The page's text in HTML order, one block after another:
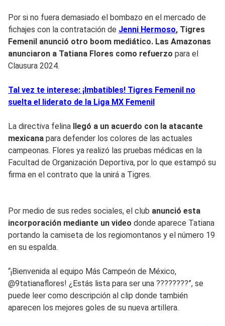
Por si no fuera demasiado el bombazo en el mercado de
fichajes con la contratación de Jenni Hermoso, Tigres
Femenil anunció otro boom mediático. Las Amazonas
anunciaron a Tatiana Flores como refuerzo para el
Clausura 2024.
Tal vez te interese: ¡Imbatibles! Tigres Femenil no
suelta el liderato de la Liga MX Femenil
La directiva felina llegó a un acuerdo con la atacante
mexicana para defender los colores de las actuales
campeonas. Flores ya realizó las pruebas médicas en la
Facultad de Organización Deportiva, por lo que estampó su
firma en el contrato que la unirá a Tigres.
Por medio de sus redes sociales, el club anunció esta
incorporación mediante un video donde aparece Tatiana
portando la camiseta de los regiomontanos y el número 19
en su espalda.
“¡Bienvenida al equipo Más Campeón de México,
@9tatianaflores! ¿Estás lista para ser una ????????”, se
puede leer como descripción al clip donde también
aparecen los mejores goles de su nueva artillera.